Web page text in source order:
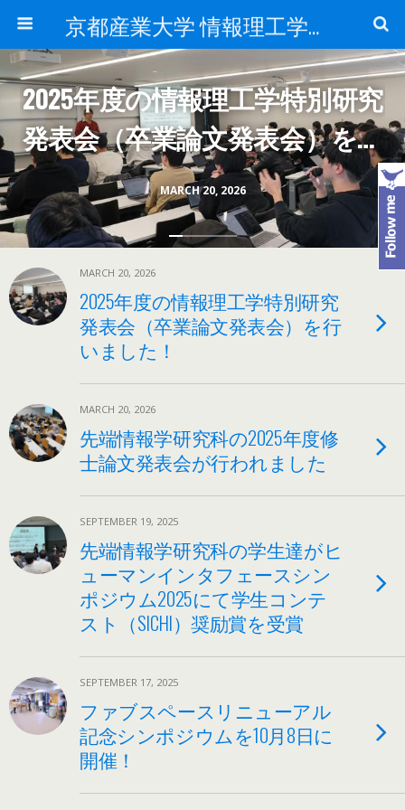
京都産業大学 情報理工学部 ／ 大学院 先端情報学研究科の関連情報
MARCH 20, 2026
2025年度の情報理工学特別研究
発表会（卒業論文発表会）を行
いました！
MARCH 20, 2026
2025年度の情報理工学特別研究
発表会（卒業論文発表会）を行
いました！
MARCH 20, 2026
先端情報学研究科の2025年度修
士論文発表会が行われました
SEPTEMBER 19, 2025
先端情報学研究科の学生達がヒ
ューマンインタフェースシン
ポジウム2025にて学生コンテ
スト（SICHI）奨励賞を受賞
SEPTEMBER 17, 2025
ファブスペースリニューアル
記念シンポジウムを10月8日に
開催！